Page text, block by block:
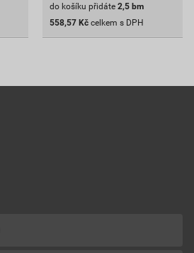
do košíku přidáte 2,5 bm
558,57 Kč celkem s DPH